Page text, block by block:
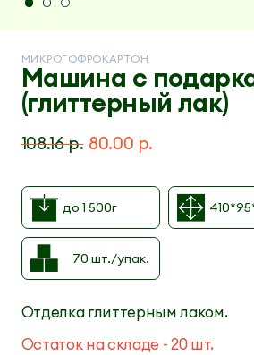
МИКРОГОФРОКАРТОН
Машина с
(глиттерный лак)
108.16 р. 80.00 р.
до 1 500г
70 шт./упак.
Отделка глиттерным лаком.
Остаток на складе - 20 шт.